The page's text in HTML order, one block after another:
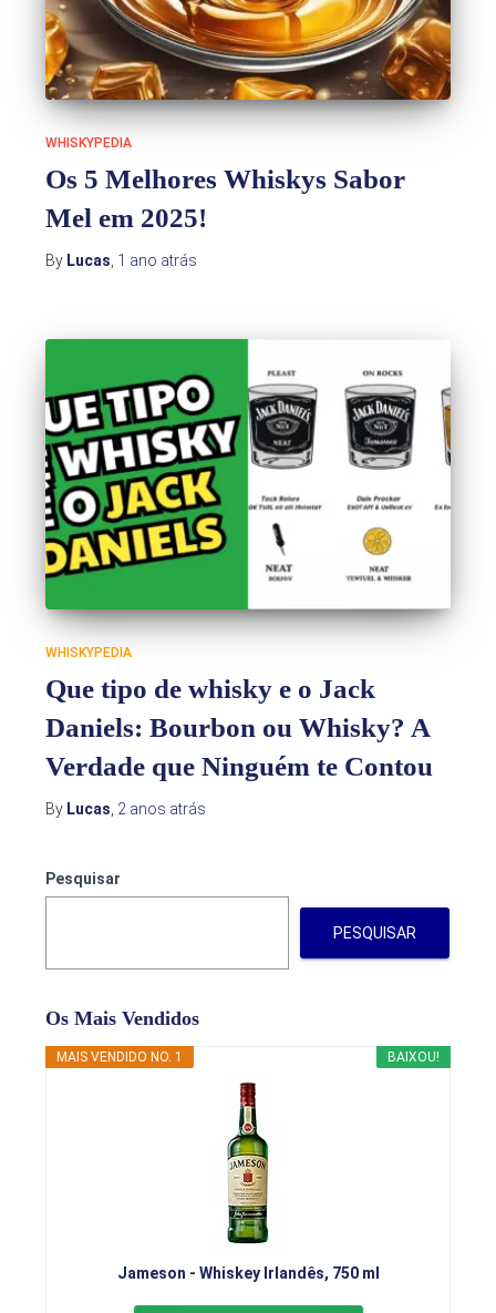
WHISKYPEDIA
Os 5 Melhores Whiskys Sabor
Mel em 2025!
By Lucas, 1 ano atrás
WHISKYPEDIA
Que tipo de whisky e o Jack
Daniels: Bourbon ou Whisky? A
Verdade que Ninguém te Contou
By Lucas, 2 anos atrás
Pesquisar
PESQUISAR
Os Mais Vendidos
BAIXOU!
MAIS VENDIDO NO. 1
Jameson - Whiskey Irlandês, 750 ml